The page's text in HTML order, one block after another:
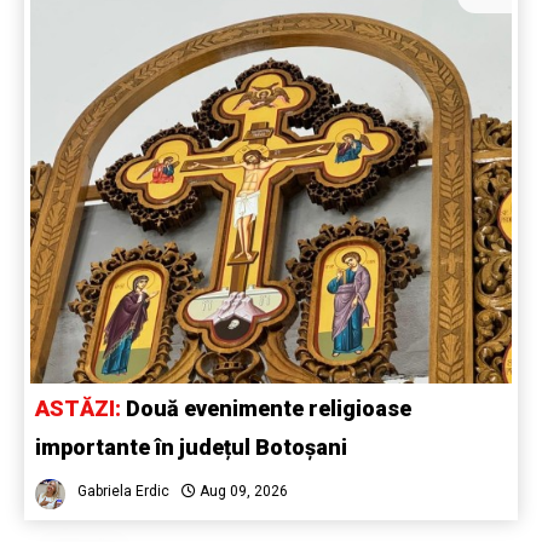
ASTĂZI: Două evenimente religioase
importante în județul Botoșani
Gabriela Erdic Aug 09, 2026